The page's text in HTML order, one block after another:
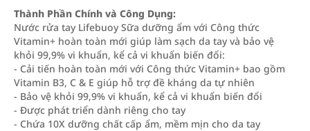
Thành Phần Chính và Công Dụng:
Nước rửa tay Lifebuoy Sữa dưỡng ẩm với Công thức
Vitamin+ hoàn toàn mới giúp làm sạch da tay và bảo vệ
khỏi 99,9% vi khuẩn, kể cả vi khuẩn biến đổi:
- Cải tiến hoàn toàn mới với Công thức Vitamin+ bao gồm
Vitamin B3, C & E giúp hỗ trợ đề kháng da tự nhiên
- Bảo vệ khỏi 99,9% vi khuẩn, kể cả vi khuẩn biến đổi
- Được phát triển dành riêng cho tay
- Chứa 10X dưỡng chất cấp ẩm, mềm mịn cho da tay